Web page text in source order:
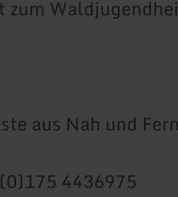
zum
aus Nah und
4436975